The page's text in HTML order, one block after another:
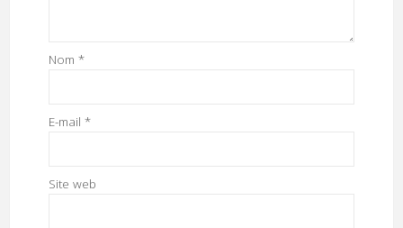
Nom *
E-mail *
Site web